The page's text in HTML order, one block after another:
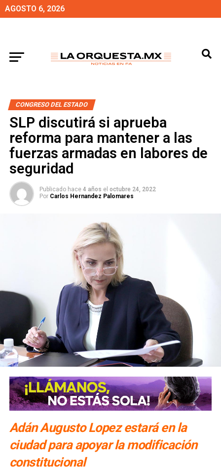
AGOSTO 6, 2026
CONGRESO DEL ESTADO
SLP discutirá si aprueba
reforma para mantener a las
fuerzas armadas en labores de
seguridad
Publicado hace 4 años el octubre 24, 2022
Por Carlos Hernandez Palomares
Adán Augusto Lopez estará en la
ciudad para apoyar la modificación
constitucional